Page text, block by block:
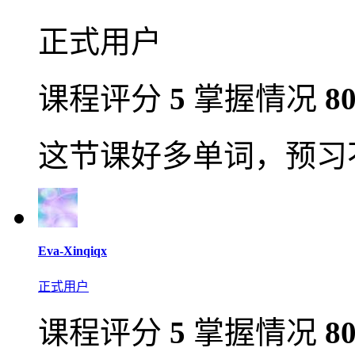
正式用户
课程评分 5 掌握情况
这节课好多单词，预
Eva-Xinqiqx
正式用户
课程评分 5 掌握情况